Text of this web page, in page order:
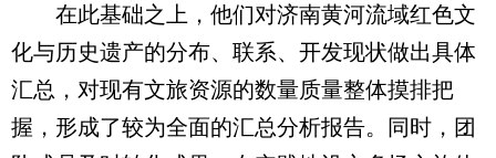
在此基础之上，他们对济南黄河流域红色文
化与历史遗产的分布、联系、开发现状做出具体
汇总，对现有文旅资源的数量质量整体摸排把
握，形成了较为全面的汇总分析报告。同时，团